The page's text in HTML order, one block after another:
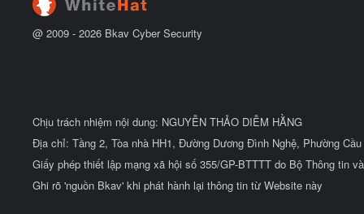
@ 2009 - 2026 Bkav Cyber Security
Chịu trách nhiệm nội dung: NGUYỄN THẢO DIỄM HẰNG
Địa chỉ: Tầng 2, Tòa nhà HH1, Đường Dương Đình Nghệ, Phường
Giấy phép thiết lập mạng xã hội số 355/GP-BTTTT do Bộ Thông tin
Ghi rõ 'nguồn Bkav' khi phát hành lại thông tin từ Website này